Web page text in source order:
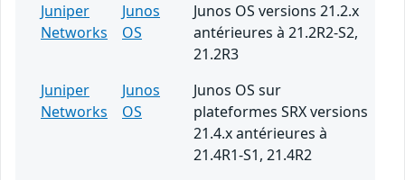
Juniper
Networks
Junos
OS
Junos OS versions 21.2.x
antérieures à 21.2R2-S2,
21.2R3
Juniper
Networks
Junos
OS
Junos OS sur
plateformes SRX versions
21.4.x antérieures à
21.4R1-S1, 21.4R2